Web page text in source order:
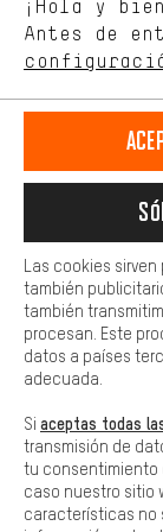
ES
RESCINDIR EL
Aviso Legal
Todos los
¡Hola y
Antes de
tienda. Con
de nuestro
Más
cookies de
sociales.
adicionales
preguntas
Básica
Las cookies
Las cookies
también
también
procesan. Este
datos a países
adecuada.
Si aceptas todas
transmisión de
tu consentimiento
caso nuestro sitio
características no